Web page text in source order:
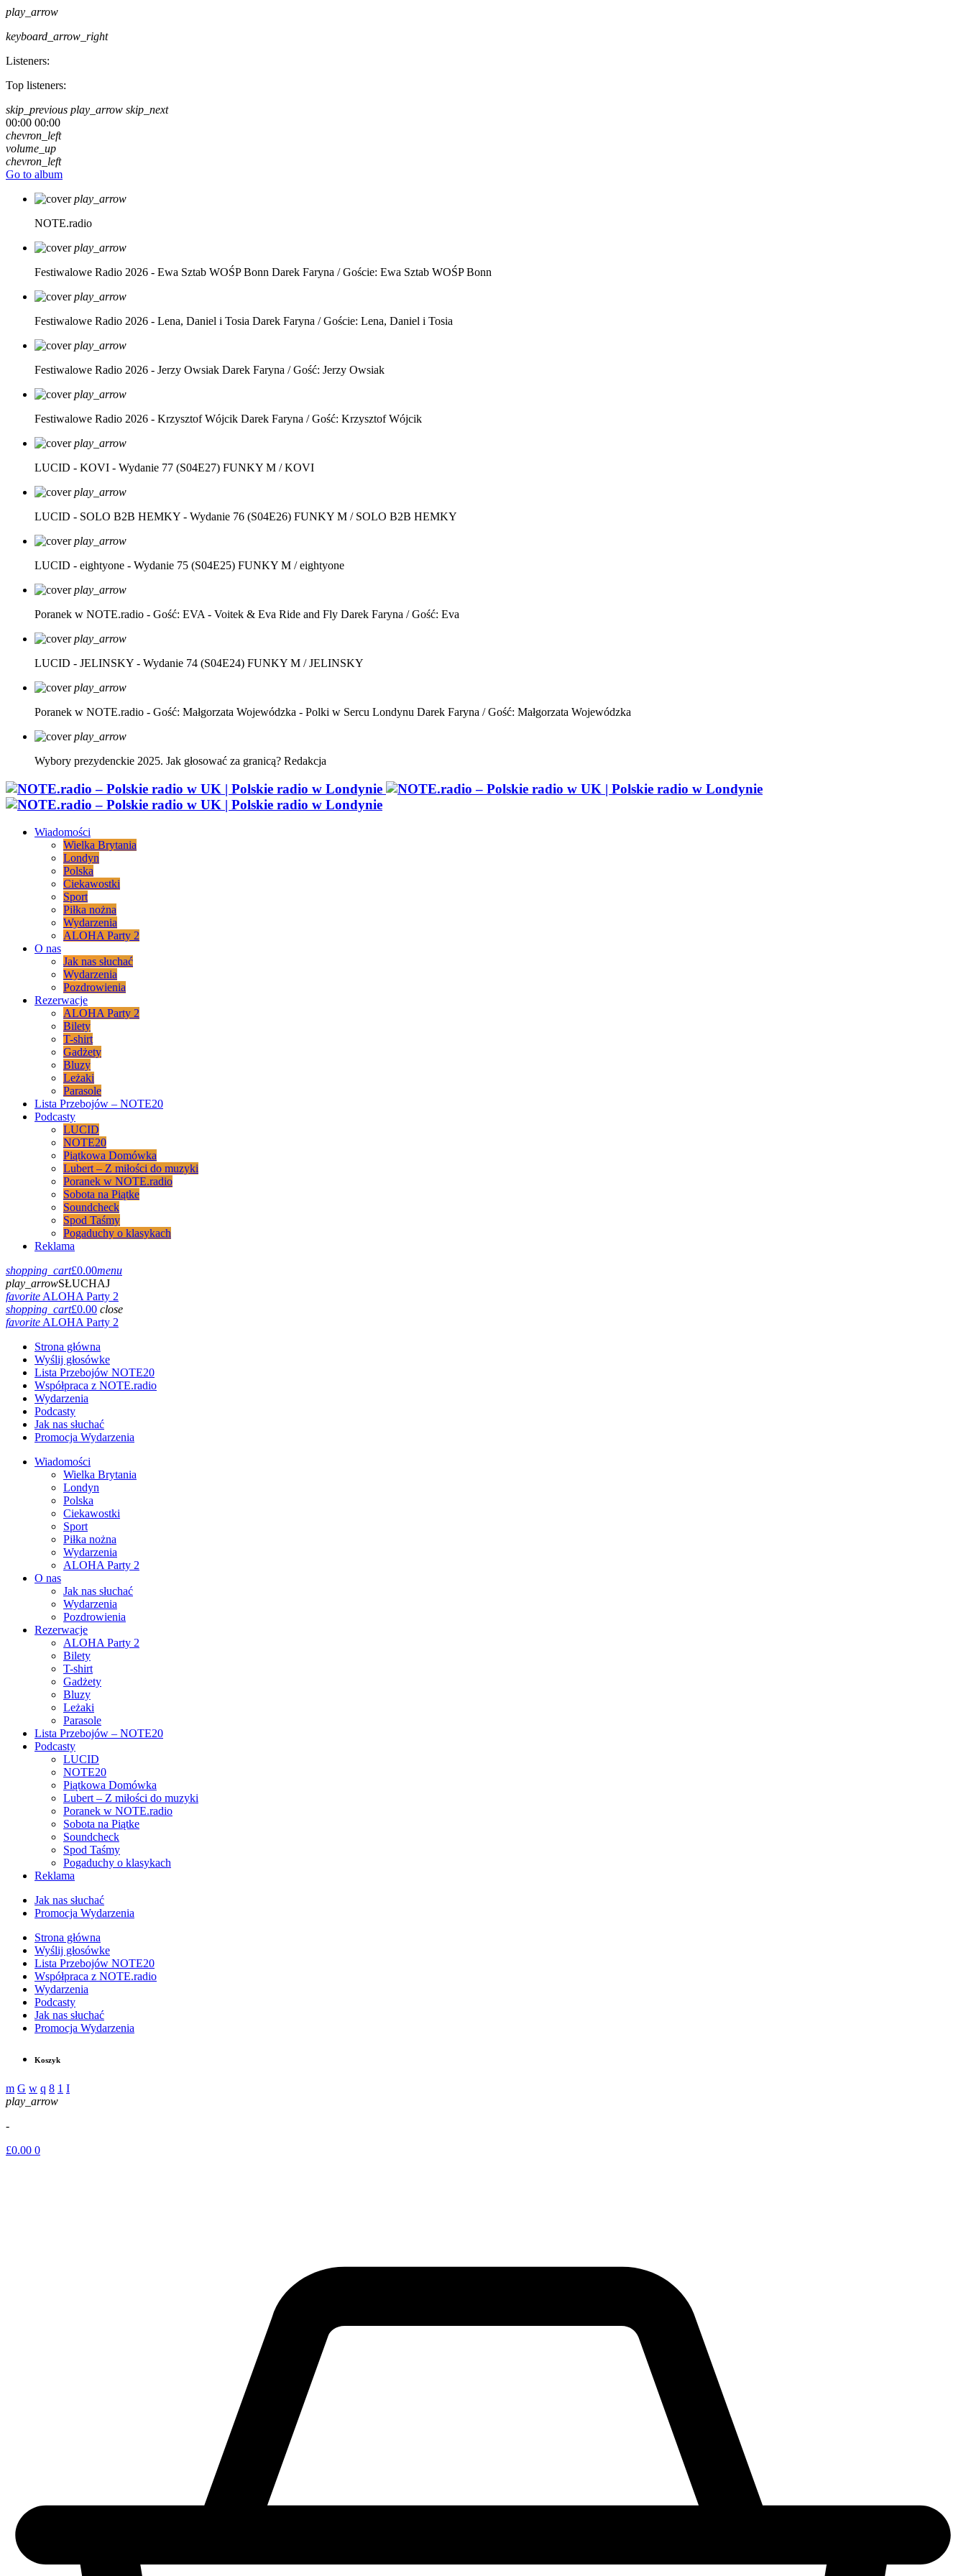
play_arrow
keyboard_arrow_right
Listeners:
Top listeners:
skip_previous play_arrow skip_next
00:00 00:00
chevron_left
volume_up
chevron_left
Go to album
play_arrow
NOTE.radio
play_arrow
Festiwalowe Radio 2026 - Ewa Sztab WOŚP Bonn Darek Faryna / Goście: Ewa Sztab WOŚP Bonn
play_arrow
Festiwalowe Radio 2026 - Lena, Daniel i Tosia Darek Faryna / Goście: Lena, Daniel i Tosia
play_arrow
Festiwalowe Radio 2026 - Jerzy Owsiak Darek Faryna / Gość: Jerzy Owsiak
play_arrow
Festiwalowe Radio 2026 - Krzysztof Wójcik Darek Faryna / Gość: Krzysztof Wójcik
play_arrow
LUCID - KOVI - Wydanie 77 (S04E27) FUNKY M / KOVI
play_arrow
LUCID - SOLO B2B HEMKY - Wydanie 76 (S04E26) FUNKY M / SOLO B2B HEMKY
play_arrow
LUCID - eightyone - Wydanie 75 (S04E25) FUNKY M / eightyone
play_arrow
Poranek w NOTE.radio - Gość: EVA - Voitek & Eva Ride and Fly Darek Faryna / Gość: Eva
play_arrow
LUCID - JELINSKY - Wydanie 74 (S04E24) FUNKY M / JELINSKY
play_arrow
Poranek w NOTE.radio - Gość: Małgorzata Wojewódzka - Polki w Sercu Londynu Darek Faryna / Gość: Małgorzata Wojewódzka
play_arrow
Wybory prezydenckie 2025. Jak głosować za granicą? Redakcja
Wiadomości
Wielka Brytania
Londyn
Polska
Ciekawostki
Sport
Piłka nożna
Wydarzenia
ALOHA Party 2
O nas
Jak nas słuchać
Wydarzenia
Pozdrowienia
Rezerwacje
ALOHA Party 2
Bilety
T-shirt
Gadżety
Bluzy
Leżaki
Parasole
Lista Przebojów – NOTE20
Podcasty
LUCID
NOTE20
Piątkowa Domówka
Lubert – Z miłości do muzyki
Poranek w NOTE.radio
Sobota na Piątke
Soundcheck
Spod Taśmy
Pogaduchy o klasykach
Reklama
shopping_cart£0.00menu
play_arrowSŁUCHAJ
favoriteALOHA Party 2
shopping_cart£0.00 close
favoriteALOHA Party 2
Strona główna
Wyślij głosówke
Lista Przebojów NOTE20
Współpraca z NOTE.radio
Wydarzenia
Podcasty
Jak nas słuchać
Promocja Wydarzenia
Wiadomości
Wielka Brytania
Londyn
Polska
Ciekawostki
Sport
Piłka nożna
Wydarzenia
ALOHA Party 2
O nas
Jak nas słuchać
Wydarzenia
Pozdrowienia
Rezerwacje
ALOHA Party 2
Bilety
T-shirt
Gadżety
Bluzy
Leżaki
Parasole
Lista Przebojów – NOTE20
Podcasty
LUCID
NOTE20
Piątkowa Domówka
Lubert – Z miłości do muzyki
Poranek w NOTE.radio
Sobota na Piątke
Soundcheck
Spod Taśmy
Pogaduchy o klasykach
Reklama
Jak nas słuchać
Promocja Wydarzenia
Strona główna
Wyślij głosówke
Lista Przebojów NOTE20
Współpraca z NOTE.radio
Wydarzenia
Podcasty
Jak nas słuchać
Promocja Wydarzenia
Koszyk
play_arrow
-
£0.00 0